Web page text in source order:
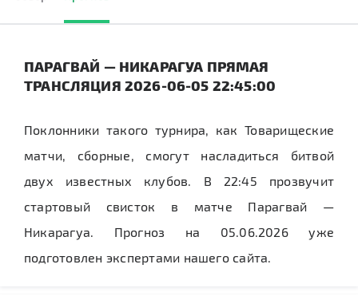
ПАРАГВАЙ — НИКАРАГУА ПРЯМАЯ
ТРАНСЛЯЦИЯ 2026-06-05 22:45:00
Поклонники такого турнира, как Товарищеские
матчи, сборные, смогут насладиться битвой
двух известных клубов. В 22:45 прозвучит
стартовый свисток в матче Парагвай —
Никарагуа. Прогноз на 05.06.2026 уже
подготовлен экспертами нашего сайта.